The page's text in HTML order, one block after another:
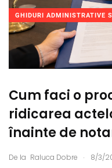
GHIDURI ADMINISTRATIVE
Cum faci o
ridicarea
înainte de
De la Raluca Dobre . 8/3/